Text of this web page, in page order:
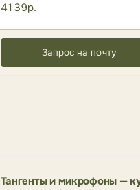
4139р.
Запрос на почту
Тангенты и микрофоны —